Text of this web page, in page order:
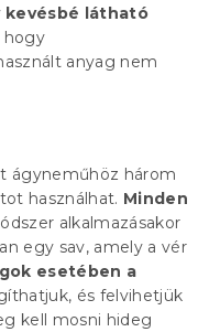
kevésbé látható
hogy
anyag nem
ágyneműhöz három
használhat. Minden
alkalmazásakor
egy sav, amely a vér
esetében a
és felvihetjük
kell mosni hideg